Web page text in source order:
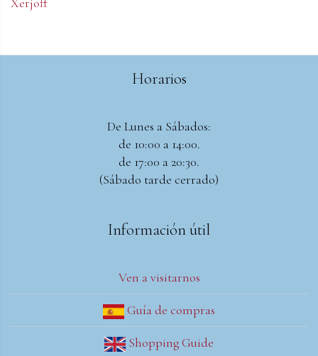
Horarios
De Lunes a Sábados:
de 10:00 a 14:00.
de 17:00 a 20:30.
(Sábado tarde cerrado)
Información útil
Ven a visitarnos
Guía de compras
Shopping Guide